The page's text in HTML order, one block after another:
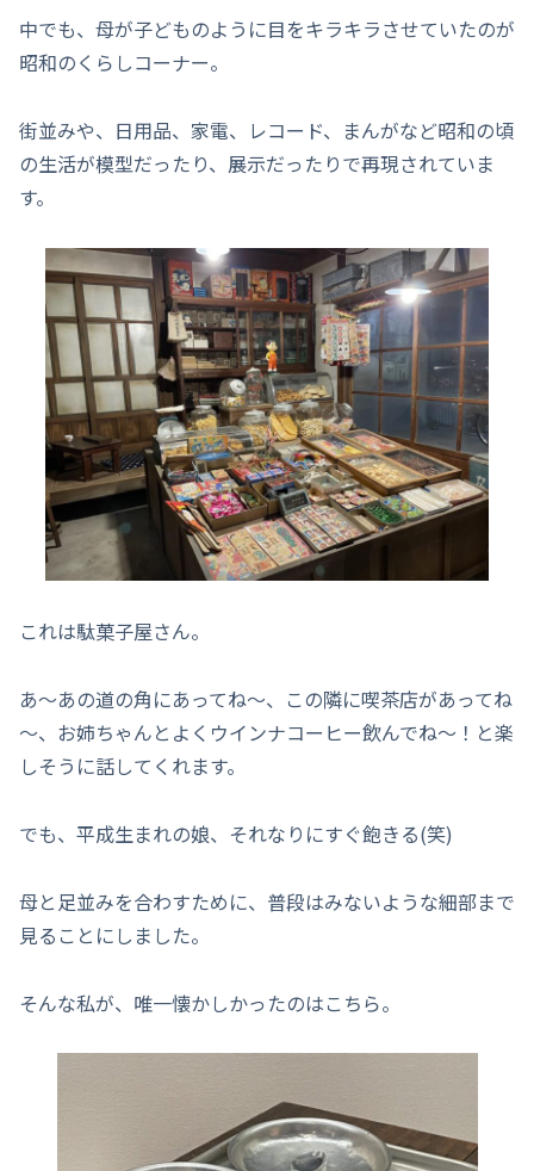
中でも、母が子どものように目をキラキラさせていたのが
昭和のくらしコーナー。
街並みや、日用品、家電、レコード、まんがなど昭和の頃
の生活が模型だったり、展示だったりで再現されていま
す。
これは駄菓子屋さん。
あ～あの道の角にあってね～、この隣に喫茶店があってね
～、お姉ちゃんとよくウインナコーヒー飲んでね～！と楽
しそうに話してくれます。
でも、平成生まれの娘、それなりにすぐ飽きる(笑)
母と足並みを合わすために、普段はみないような細部まで
見ることにしました。
そんな私が、唯一懐かしかったのはこちら。